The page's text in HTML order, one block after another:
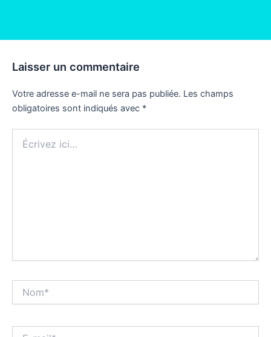
Laisser un commentaire
Votre adresse e-mail ne sera pas publiée. Les champs
obligatoires sont indiqués avec *
ici…